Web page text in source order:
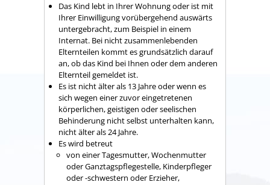
Das Kind lebt in Ihrer Wohnung oder ist mit
Ihrer Einwilligung vorübergehend auswärts
untergebracht, zum Beispiel in einem
Internat. Bei nicht zusammenlebenden
Elternteilen kommt es grundsätzlich darauf
an, ob das Kind bei Ihnen oder dem anderen
Elternteil gemeldet ist.
Es ist nicht älter als 13 Jahre oder wenn es
sich wegen einer zuvor eingetretenen
körperlichen, geistigen oder seelischen
Behinderung nicht selbst unterhalten kann,
nicht älter als 24 Jahre.
Es wird betreut
von einer Tagesmutter, Wochenmutter
oder Ganztagspflegestelle, Kinderpfleger
oder -schwestern oder Erzieher,